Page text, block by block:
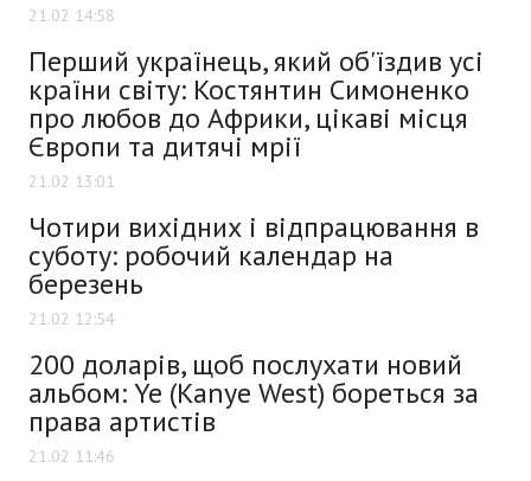
21.02 14:58
Перший українець, який об'їздив усі
країни світу: Костянтин Симоненко
про любов до Африки, цікаві місця
Європи та дитячі мрії
21.02 13:01
Чотири вихідних і відпрацювання в
суботу: робочий календар на
березень
21.02 12:54
200 доларів, щоб послухати новий
альбом: Ye (Kanye West) бореться за
права артистів
21.02 11:46